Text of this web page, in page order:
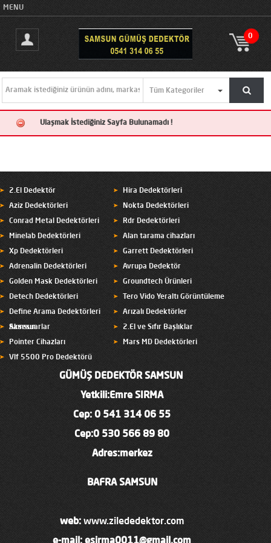
MENU
0
Ulaşmak İstediğiniz Sayfa Bulunamadı !
2.El Dedektör Hira Dedektörleri
Aziz Dedektörleri Nokta Dedektörleri
Conrad Metal Dedektörleri Rdr Dedektörleri
Minelab Dedektörleri Alan tarama cihazları
Xp Dedektörleri Garrett Dedektörleri
Adrenalin Dedektörleri Avrupa Dedektör
Golden Mask Dedektörleri Groundtech Ürünleri
Detech Dedektörleri Tero Vido Yeraltı Görüntüleme
Define Arama Dedektörleri
Samsun
Arızalı Dedektörler
Aksesuarlar 2.El ve Sıfır Başlıklar
Pointer Cihazları Mars MD Dedektörleri
Vlf 5500 Pro Dedektörü
GÜMÜŞ DEDEKTÖR SAMSUN
Yetkili:Emre SIRMA
Cep:0 541 314 06 55
Cep:0 530 566 89 80
Adres:merkez
BAFRA SAMSUN
web: www.zilededektor.com